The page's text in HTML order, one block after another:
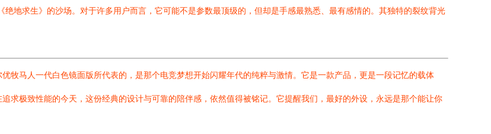
地求生》的沙场。对于许多用户而言，它可能不是参数最顶级的，但却是手感最熟悉、最有感情的。其独特的裂纹背光
牧马人一代白色镜面版所代表的，是那个电竞梦想开始闪耀年代的纯粹与激情。它是一款产品，更是一段记忆的载体
极致性能的今天，这份经典的设计与可靠的陪伴感，依然值得被铭记。它提醒我们，最好的外设，永远是那个能让你